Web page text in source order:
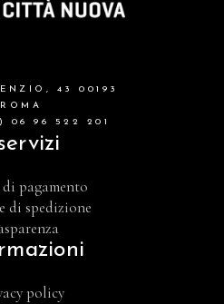
43 00193
ROMA
06 96 522 201
pagamento
di spedizione
policy